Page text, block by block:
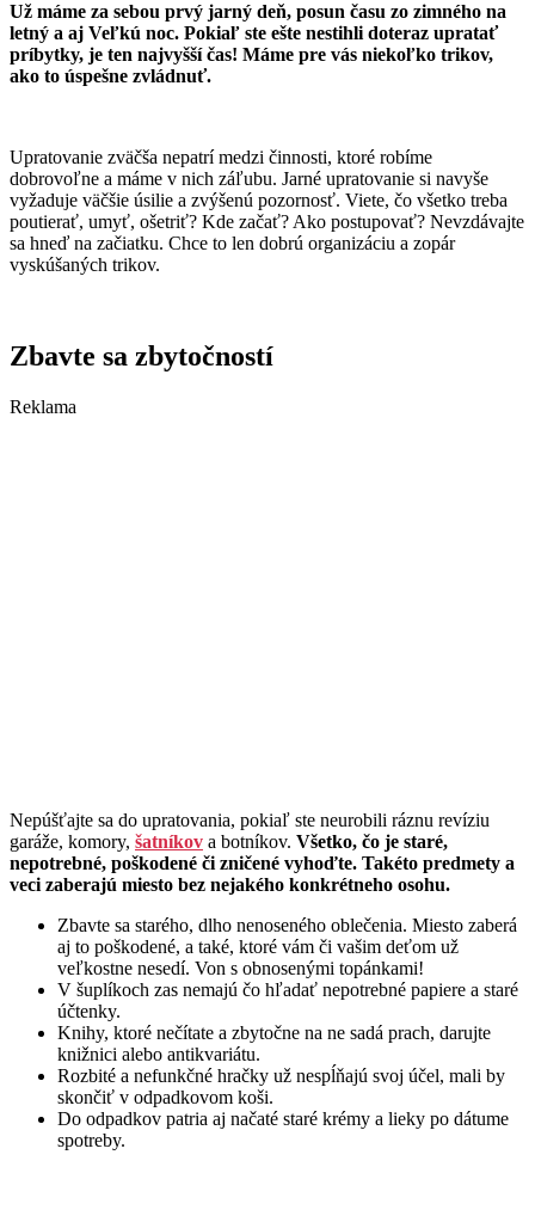
Už máme za sebou prvý jarný deň, posun času zo zimného na
letný a aj Veľkú noc. Pokiaľ ste ešte nestihli doteraz upratať
príbytky, je ten najvyšší čas! Máme pre vás niekoľko trikov,
ako to úspešne zvládnuť.
Upratovanie zväčša nepatrí medzi činnosti, ktoré robíme
dobrovoľne a máme v nich záľubu. Jarné upratovanie si navyše
vyžaduje väčšie úsilie a zvýšenú pozornosť. Viete, čo všetko treba
poutierať, umyť, ošetriť? Kde začať? Ako postupovať? Nevzdávajte
sa hneď na začiatku. Chce to len dobrú organizáciu a zopár
vyskúšaných trikov.
Zbavte sa zbytočností
Reklama
Nepúšťajte sa do upratovania, pokiaľ ste neurobili ráznu revíziu
garáže, komory, šatníkov a botníkov. Všetko, čo je staré,
nepotrebné, poškodené či zničené vyhoďte. Takéto predmety a
veci zaberajú miesto bez nejakého konkrétneho osohu.
Zbavte sa starého, dlho nenoseného oblečenia. Miesto zaberá
aj to poškodené, a také, ktoré vám či vašim deťom už
veľkostne nesedí. Von s obnosenými topánkami!
V šuplíkoch zas nemajú čo hľadať nepotrebné papiere a staré
účtenky.
Knihy, ktoré nečítate a zbytočne na ne sadá prach, darujte
knižnici alebo antikvariátu.
Rozbité a nefunkčné hračky už nespĺňajú svoj účel, mali by
skončiť v odpadkovom koši.
Do odpadkov patria aj načaté staré krémy a lieky po dátume
spotreby.